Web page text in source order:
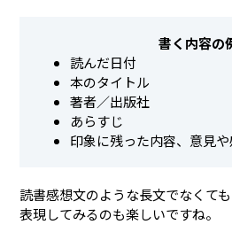
書く内容の
読んだ日付
本のタイトル
著者／出版社
あらすじ
印象に残った内容、意見
読書感想文のような長文でなくて
表現してみるのも楽しいですね。